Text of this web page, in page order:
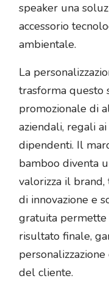
speaker una
accessorio
ambientale.
La
trasforma questo
promozionale di
aziendali, regali
dipendenti. Il
bamboo diventa
valorizza il
di innovazione e
gratuita permette
risultato finale,
del cliente.